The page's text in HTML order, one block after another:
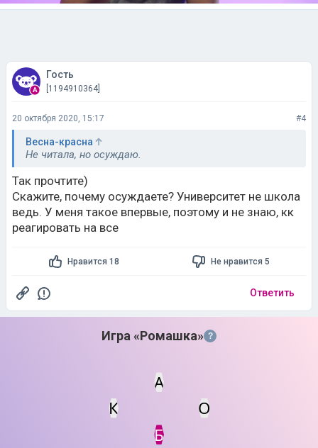
Гость
[1194910364]
20 октября 2020, 15:17 #4
Весна-красна
Не читала, но осуждаю.
Так прочтите)
Скажите, почему осуждаете? Университет не школа
ведь. У меня такое впервые, поэтому и не знаю, кк
реагировать на все
Нравится 18 Не нравится 5
Ответить
Игра «Ромашка» ?
Мин. кол-во очков
Б
А
К
О